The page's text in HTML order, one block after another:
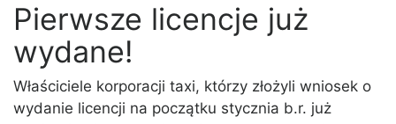
Pierwsze licencje już
wydane!
Właściciele korporacji taxi, którzy złożyli wniosek o
wydanie licencji na początku stycznia b.r. już